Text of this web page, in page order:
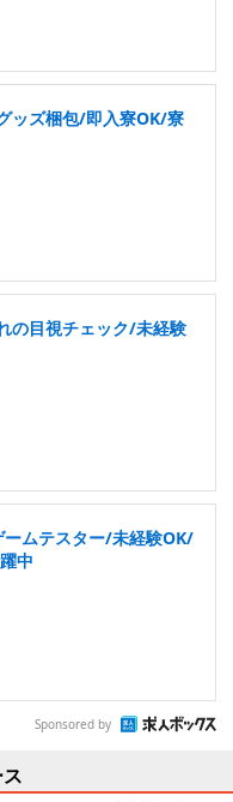
ッズ梱包/即入寮OK/寮
の目視チェック/未経験
ームテスター/未経験OK/
中
Sponsored by